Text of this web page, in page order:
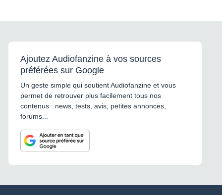
Ajoutez Audiofanzine à vos sources
préférées sur Google
Un geste simple qui soutient Audiofanzine et vous
permet de retrouver plus facilement tous nos
contenus : news, tests, avis, petites annonces,
forums...